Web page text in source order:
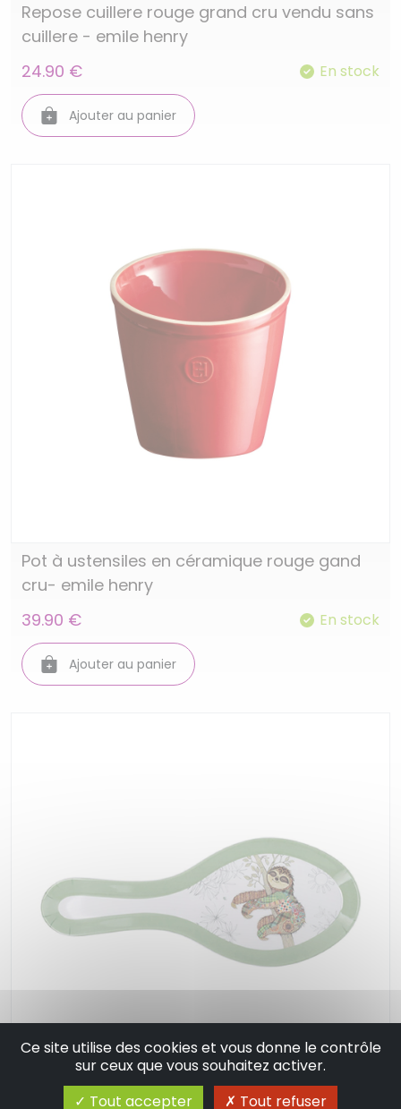
Repose cuillere rouge grand cru vendu sans
cuillere - emile henry
24.90 €
En stock
Ajouter au panier
Pot à ustensiles en céramique rouge gand
cru- emile henry
39.90 €
En stock
Ajouter au panier
Ce site utilise des cookies et vous donne le contrôle
sur ceux que vous souhaitez activer.
Tout accepter
Tout refuser